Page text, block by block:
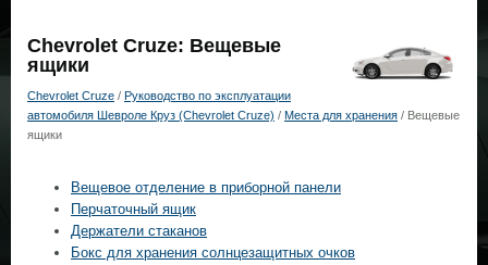
Chevrolet Cruze: Вещевые
ящики
Chevrolet Cruze / Руководство по эксплуатации
автомобиля Шевроле Круз (Chevrolet Cruze) / Места для хранения / Вещевые
ящики
Вещевое отделение в приборной панели
Перчаточный ящик
Держатели стаканов
Бокс для хранения солнцезащитных очков